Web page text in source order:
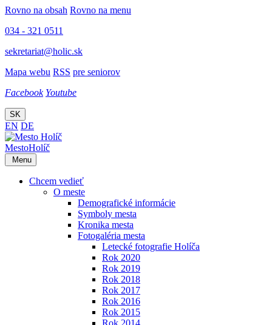
Rovno na obsah Rovno na menu
034 - 321 0511
sekretariat@holic.sk
Mapa webu RSS pre seniorov
Facebook Youtube
SK
EN DE
MestoHolíč
Menu
Chcem vedieť
O meste
Demografické informácie
Symboly mesta
Kronika mesta
Fotogaléria mesta
Letecké fotografie Holíča
Rok 2020
Rok 2019
Rok 2018
Rok 2017
Rok 2016
Rok 2015
Rok 2014